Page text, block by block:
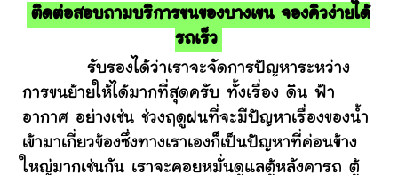
ติดต่อสอบถามบริการขนของบางเขน จองคิวง่ายได้
รถเร็ว
รับรองได้ว่าเราจะจัดการปัญหาระหว่าง
การขนย้ายให้ได้มากที่สุดครับ ทั้งเรื่อง ดิน ฟ้า
อากาศ อย่างเช่น ช่วงฤดูฝนที่จะมีปัญหาเรื่องของน้ำ
เข้ามาเกี่ยวข้องซึ่งทางเราเองก็เป็นปัญหาที่ค่อนข้าง
ใหญ่มากเช่นกัน เราจะคอยหมั่นดูแลตู้หลังคารถ ตู้